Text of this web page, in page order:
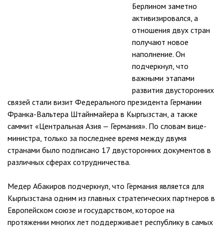
Берлином заметно
активизировался, а
отношения двух стран
получают новое
наполнение. Он
подчеркнул, что
важными этапами
развития двусторонних
связей стали визит Федерального президента Германии
Франка-Вальтера Штайнмайера в Кыргызстан, а также
саммит «Центральная Азия — Германия». По словам вице-
министра, только за последнее время между двумя
странами было подписано 17 двусторонних документов в
различных сферах сотрудничества.
Медер Абакиров подчеркнул, что Германия является для
Кыргызстана одним из главных стратегических партнеров в
Европейском союзе и государством, которое на
протяжении многих лет поддерживает республику в самых